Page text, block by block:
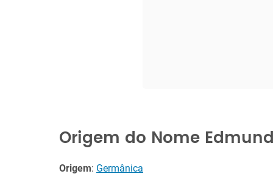
Origem do Nome
Origem: Germânica